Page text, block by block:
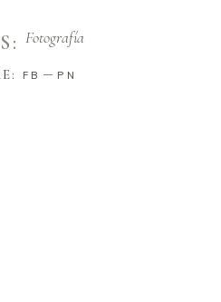
Fotografía
FB PN